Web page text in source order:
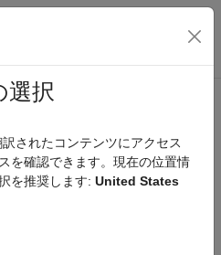
ナビゲーション メ
mixed-signal systems
data from third-party EDA tools
to optimize systems, find trends,
選択
されたコンテンツにアクセス
を確認できます。現在の位置情
を推奨します: United States